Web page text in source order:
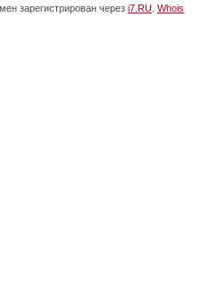
зарегистрирован через i7.RU Whois